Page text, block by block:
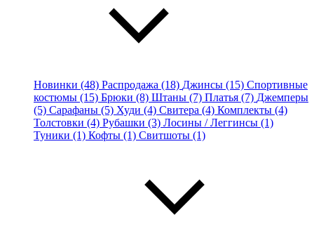
Новинки (48) Распродажа (18) Джинсы (15) Спортивные
костюмы (15) Брюки (8) Штаны (7) Платья (7) Джемперы
(5) Сарафаны (5) Худи (4) Свитера (4) Комплекты (4)
Толстовки (4) Рубашки (3) Лосины / Леггинсы (1)
Туники (1) Кофты (1) Свитшоты (1)